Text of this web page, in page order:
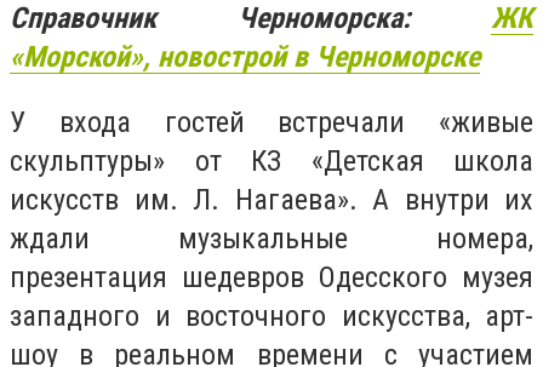
Справочник Черноморска: ЖК
«Морской», новострой в Черноморске
У входа гостей встречали «живые
скульптуры» от КЗ «Детская школа
искусств им. Л. Нагаева». А внутри их
ждали музыкальные номера,
презентация шедевров Одесского музея
западного и восточного искусства, арт-
шоу в реальном времени с участием